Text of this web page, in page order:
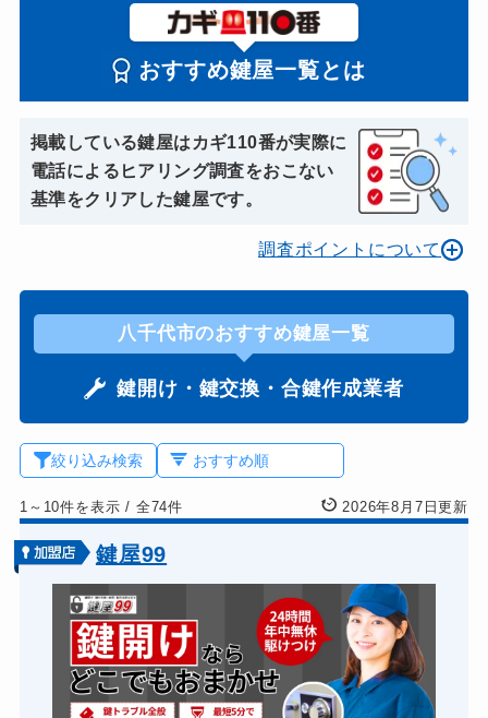
おすすめ鍵屋一覧とは
掲載している鍵屋はカギ110番が実際に
電話によるヒアリング調査をおこない
基準をクリアした鍵屋です。
調査ポイントについて
八千代市のおすすめ鍵屋一覧
鍵開け・鍵交換・合鍵作成業者
絞り込み検索
1～10件を表示/ 全74件 2026年8月7日更新
鍵屋99